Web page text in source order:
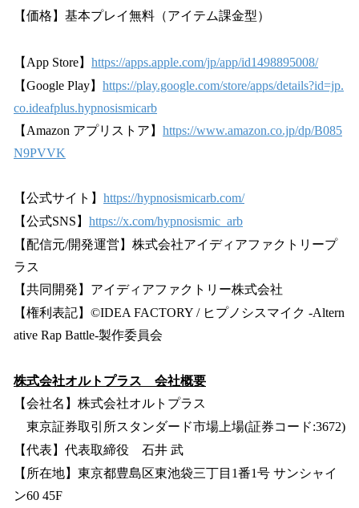
【価格】基本プレイ無料（アイテム課金型）
【App Store】 https://apps.apple.com/jp/app/id1498895008/
【Google Play】 https://play.google.com/store/apps/details?id=jp.
co.ideafplus.hypnosismicarb
【Amazon アプリストア】 https://www.amazon.co.jp/dp/B085
N9PVVK
【公式サイト】 https://hypnosismicarb.com/
【公式SNS】 https://x.com/hypnosismic_arb
【配信元/開発運営】株式会社アイディアファクトリープ
ラス
【共同開発】アイディアファクトリー株式会社
【権利表記】©IDEA FACTORY / ヒプノシスマイク -Altern
ative Rap Battle-製作委員会
株式会社オルトプラス 会社概要
【会社名】株式会社オルトプラス
東京証券取引所スタンダード市場上場(証券コード:3672)
【代表】代表取締役 石井 武
【所在地】東京都豊島区東池袋三丁目1番1号 サンシャイ
ン60 45F